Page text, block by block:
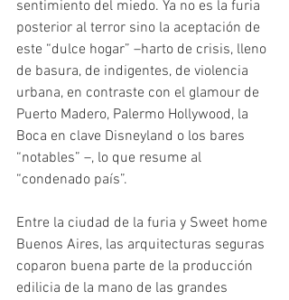
sentimiento del miedo. Ya no es la furia
posterior al terror sino la aceptación de
este “dulce hogar” –harto de crisis, lleno
de basura, de indigentes, de violencia
urbana, en contraste con el glamour de
Puerto Madero, Palermo Hollywood, la
Boca en clave Disneyland o los bares
“notables” –, lo que resume al
“condenado país”.
Entre la ciudad de la furia y Sweet home
Buenos Aires, las arquitecturas seguras
coparon buena parte de la producción
edilicia de la mano de las grandes